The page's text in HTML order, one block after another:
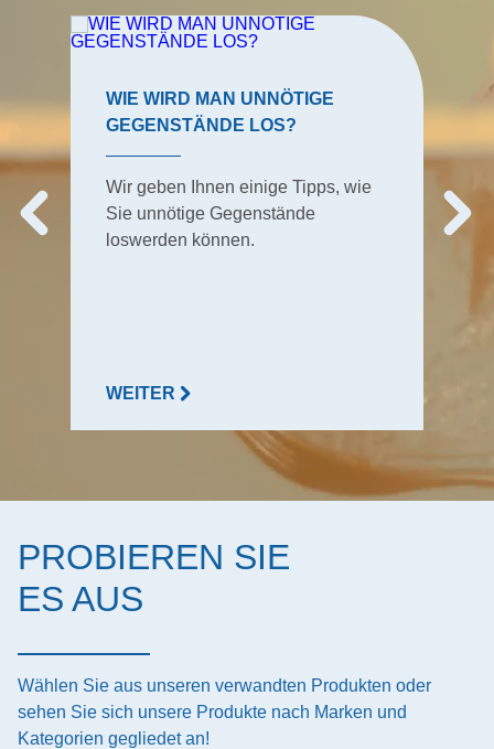
WIE WIRD MAN UNNÖTIGE
GEGENSTÄNDE LOS?
Wir geben Ihnen einige Tipps, wie
Sie unnötige Gegenstände
loswerden können.
WEITER
PROBIEREN SIE
ES AUS
Wählen Sie aus unseren verwandten Produkten oder
sehen Sie sich unsere Produkte nach Marken und
Kategorien gegliedet an!